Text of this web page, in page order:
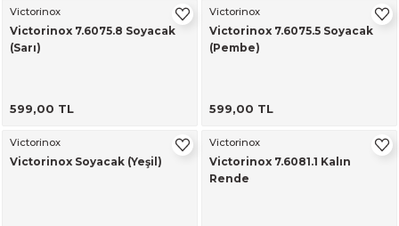
Victorinox
Victorinox 7.6075.8 Soyacak
(Sarı)
599,00 TL
Victorinox
Victorinox 7.6075.5 Soyacak
(Pembe)
599,00 TL
Victorinox
Victorinox Soyacak (Yeşil)
Victorinox
Victorinox 7.6081.1 Kalın
Rende